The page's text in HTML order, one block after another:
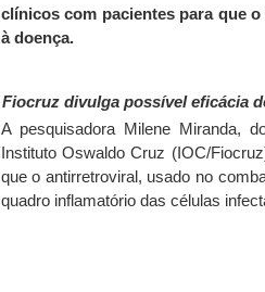
clínicos com pacientes para que
à doença.
Fiocruz divulga possível eficácia
A pesquisadora Milene Miranda,
Instituto Oswaldo Cruz (IOC/
que o antirretroviral, usado no
quadro inflamatório das células